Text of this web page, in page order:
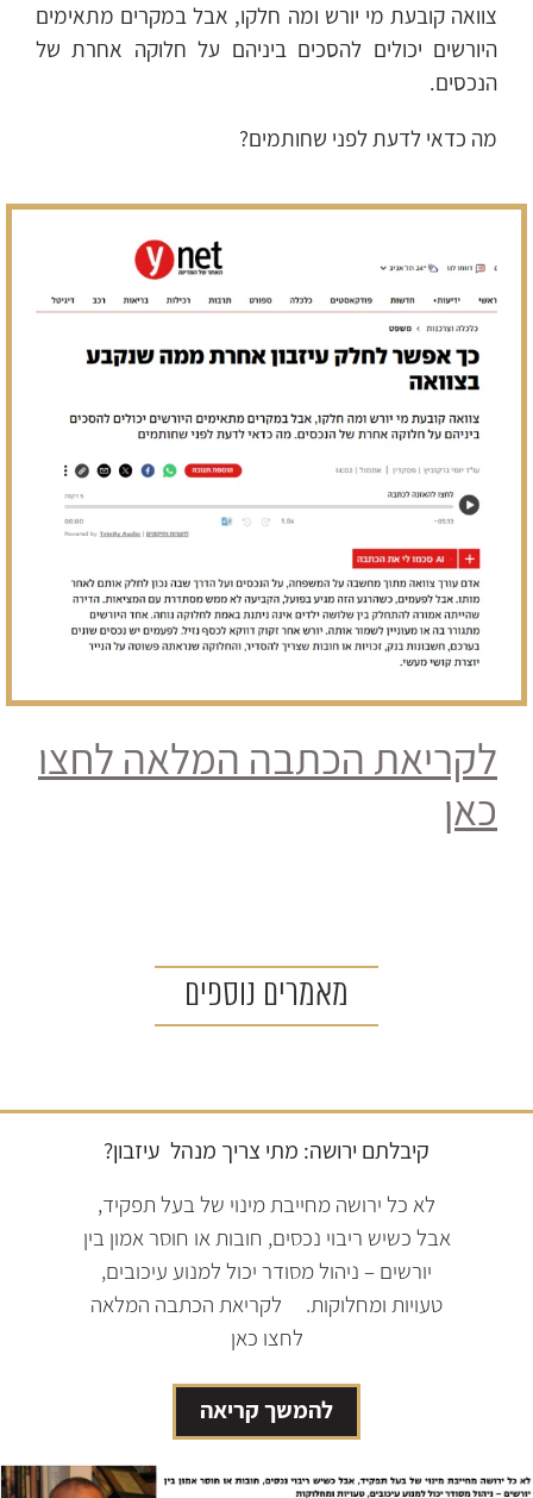
צוואה קובעת מי יורש ומה חלקו, אבל במקרים מתאימים
היורשים יכולים להסכים ביניהם על חלוקה אחרת של
הנכסים.
מה כדאי לדעת לפני שחותמים?
לקריאת הכתבה המלאה לחצו
כאן
מאמרים נוספים
קיבלתם ירושה: מתי צריך מנהל עיזבון?
לא כל ירושה מחייבת מינוי של בעל תפקיד,
אבל כשיש ריבוי נכסים, חובות או חוסר אמון בין
יורשים – ניהול מסודר יכול למנוע עיכובים,
טעויות ומחלוקות. לקריאת הכתבה המלאה
לחצו כאן
להמשך קריאה